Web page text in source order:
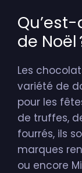
de Noël
Les
variété de
pour les
de truffes,
fourrés, ils
marques
ou encore